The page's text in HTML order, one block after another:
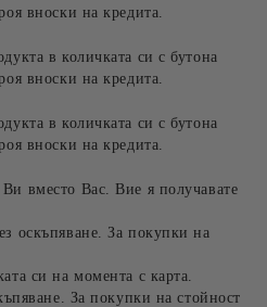
вноски на кредита.
в количката си с бутона
вноски на кредита.
в количката си с бутона
вноски на кредита.
вместо Вас. Вие я получавате
оскъпяване. За покупки на
си на момента с карта.
За покупки на стойност